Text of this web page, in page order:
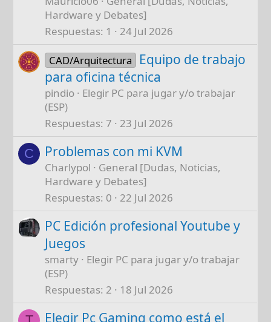
Hardware y Debates]
Respuestas 1 24 Jul 2026
CAD/Arquitectura
Equipo de trabajo
para oficina técnica
pindio
Elegir PC para jugar y/o trabajar
(ESP)
Respuestas 7 23 Jul 2026
C Problemas con mi KVM
Charlypol
General [Dudas, Noticias,
Hardware y Debates]
Respuestas 0 22 Jul 2026
PC Edición profesional Youtube y
Juegos
smarty
Elegir PC para jugar y/o trabajar
(ESP)
Respuestas 2 18 Jul 2026
Elegir Pc Gaming como está el